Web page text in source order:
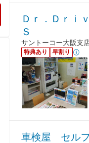
Ｄｒ．Ｄｒｉ
Ｓ
サントーコー大阪支
特典あり 早割り
車検屋 セル